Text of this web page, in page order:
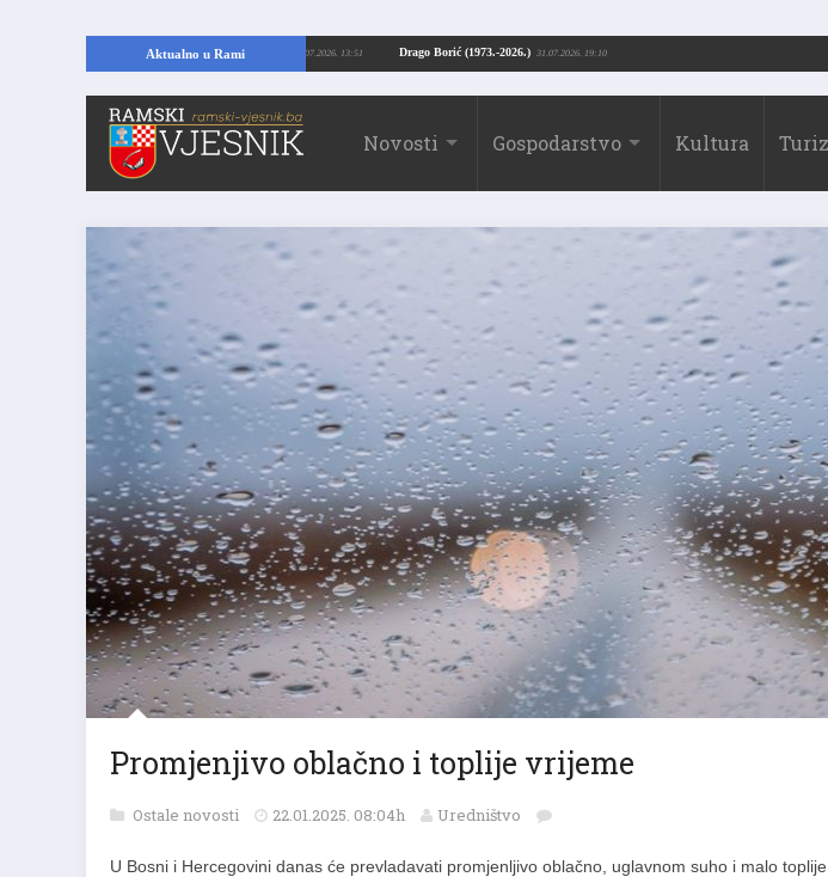
Aktualno u Rami Drago Borić (1973.-2026.) 31.07.2026. 19:10
Kopajući temelje kuće, pronašao vrijedne arheološke ostatke 24.07.2026. 13:51
Novosti Gospodarstvo Kultura
Promjenjivo oblačno i toplije vrijeme
Ostale novosti 22.01.2025. 08:04h Uredništvo
U Bosni i Hercegovini danas će prevladavati promjenljivo oblačno, uglavnom suho i malo